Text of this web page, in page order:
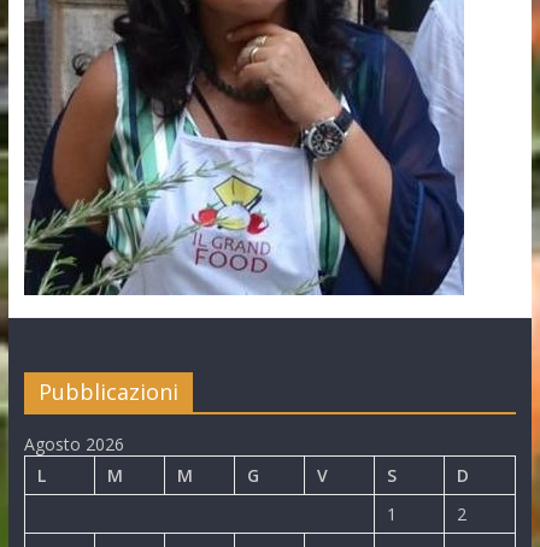
Pubblicazioni
Agosto 2026
L
M M G V S
D
1
2